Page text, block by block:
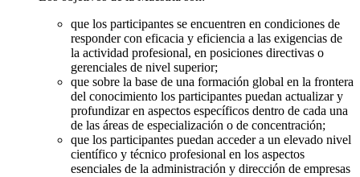
que los participantes se encuentren en condiciones de
responder con eficacia y eficiencia a las exigencias de
la actividad profesional, en posiciones directivas o
gerenciales de nivel superior;
que sobre la base de una formación global en la frontera
del conocimiento los participantes puedan actualizar y
profundizar en aspectos específicos dentro de cada una
de las áreas de especialización o de concentración;
que los participantes puedan acceder a un elevado nivel
científico y técnico profesional en los aspectos
esenciales de la administración y dirección de empresas